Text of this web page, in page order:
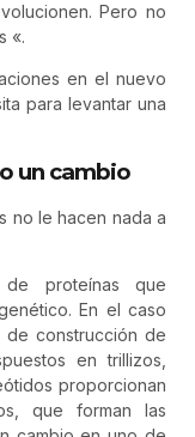
Pero no
«.
en el nuevo
para levantar una
un cambio
no le hacen nada a
de proteínas que
En el caso
de construcción de
en trillizos,
proporcionan
que forman las